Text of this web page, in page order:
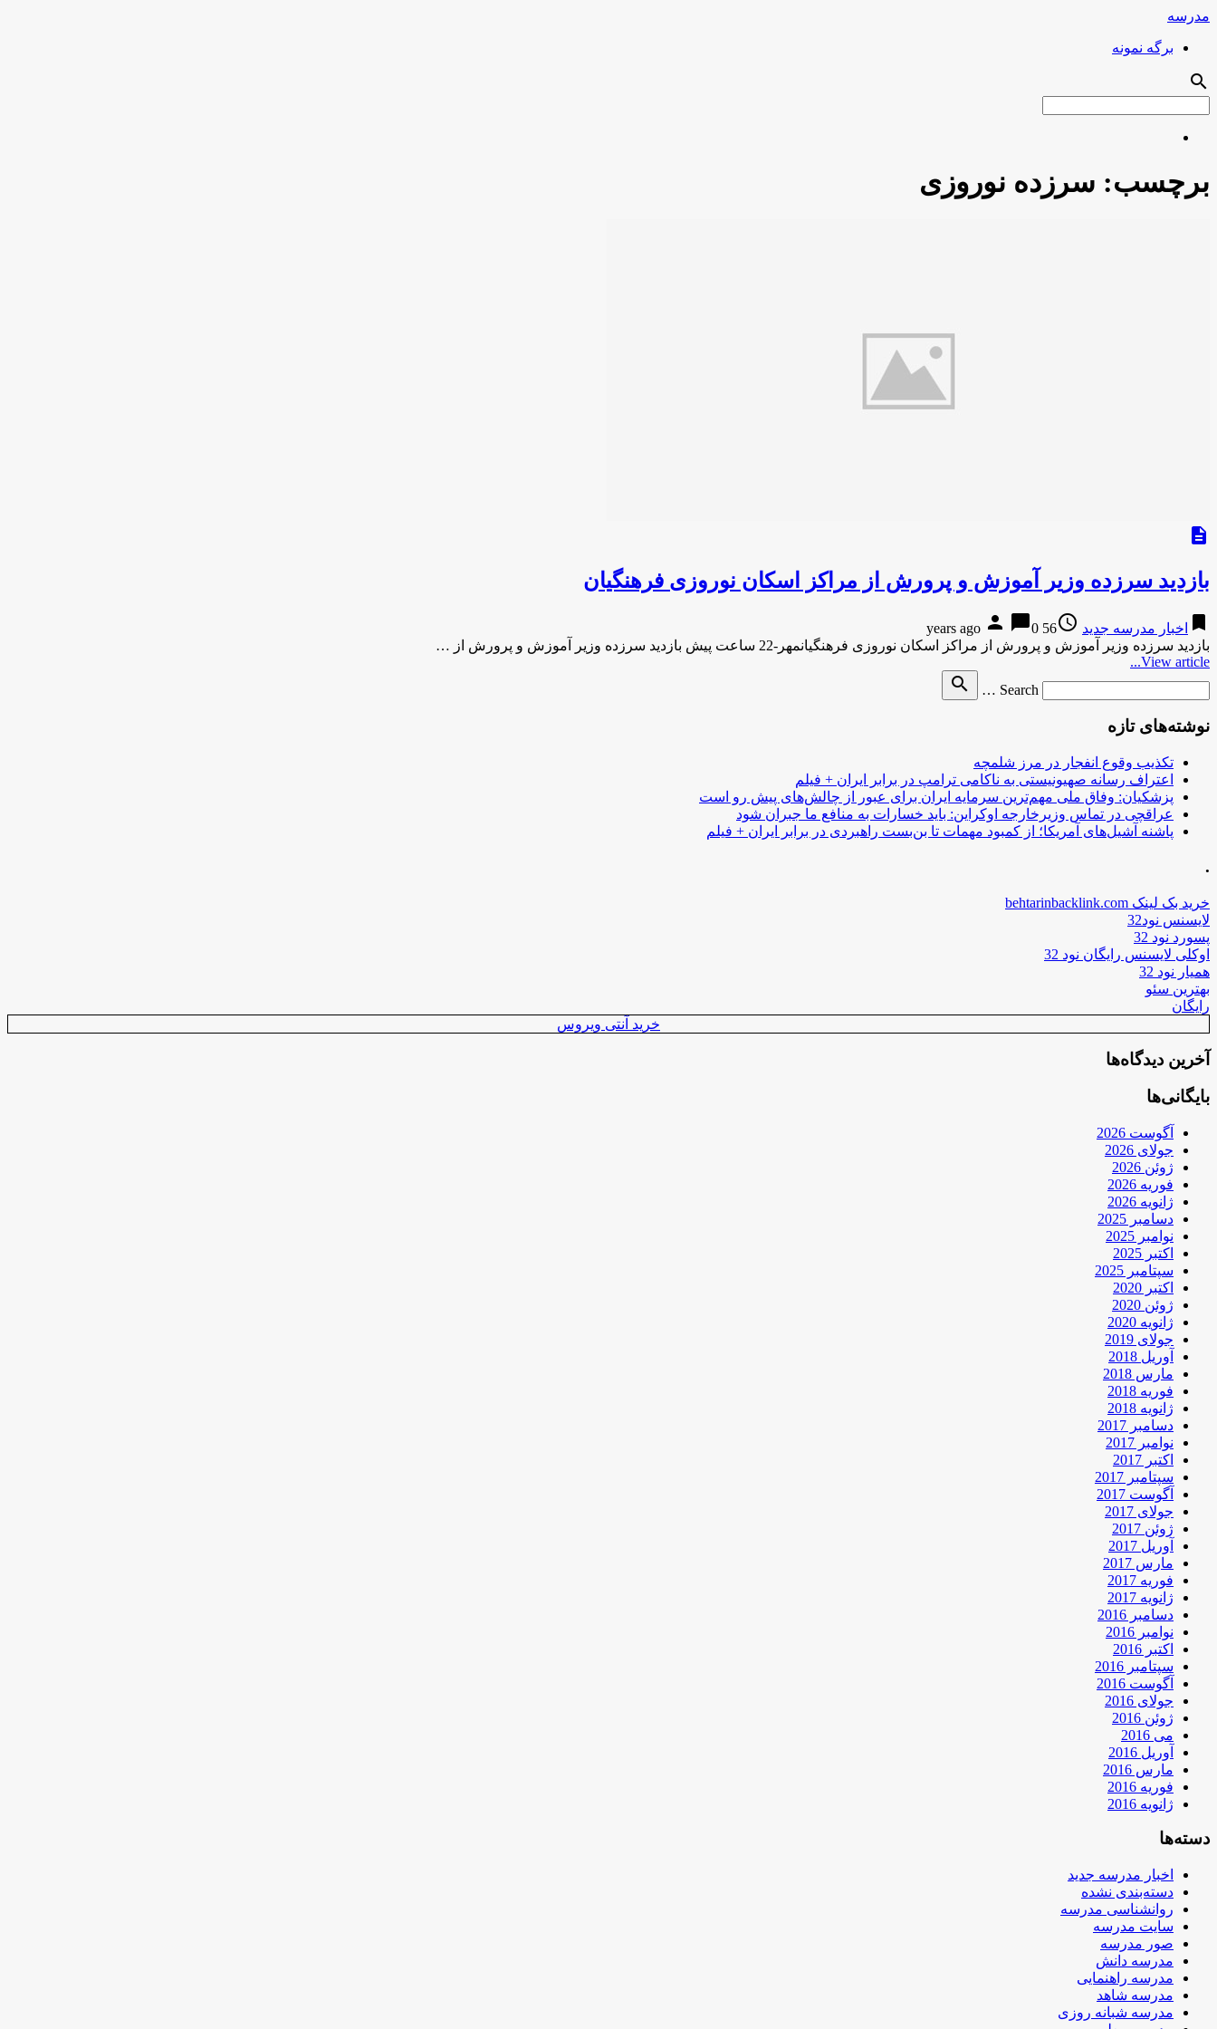
مدرسه
برگه نمونه
search
برچسب: سرزده نوروزی
description
بازدید سرزده وزیر آموزش و پرورش از مراكز اسكان نوروزی فرهنگیان
bookmark اخبار مدرسه جدید access_time
56 years ago
person chat_bubble0
بازدید سرزده وزیر آموزش و پرورش از مراكز اسكان نوروزی فرهنگیانمهر-22 ساعت پیش بازدید سرزده وزیر آموزش و پرورش از …
View article...
Search …
search
نوشته‌های تازه
تکذیب وقوع انفجار در مرز شلمچه
اعتراف رسانه صهیونیستی به ناکامی ترامپ در برابر ایران + فیلم
پزشکیان: وفاق ملی مهم‌ترین سرمایه ایران برای عبور از چالش‌های پیش رو است
عراقچی در تماس وزیرخارجه اوکراین: باید خسارات به منافع ما جبران شود
پاشنه آشیل‌های آمریکا؛ از کمبود مهمات تا بن‌بست راهبردی در برابر ایران + فیلم
.
خرید بک لینک behtarinbacklink.com
لایسنس نود32
پسورد نود 32
اوکلی لایسنس رایگان نود 32
همیار نود 32
بهترین سئو
رایگان
خرید آنتی ویروس
آخرین دیدگاه‌ها
بایگانی‌ها
آگوست 2026
جولای 2026
ژوئن 2026
فوریه 2026
ژانویه 2026
دسامبر 2025
نوامبر 2025
اکتبر 2025
سپتامبر 2025
اکتبر 2020
ژوئن 2020
ژانویه 2020
جولای 2019
آوریل 2018
مارس 2018
فوریه 2018
ژانویه 2018
دسامبر 2017
نوامبر 2017
اکتبر 2017
سپتامبر 2017
آگوست 2017
جولای 2017
ژوئن 2017
آوریل 2017
مارس 2017
فوریه 2017
ژانویه 2017
دسامبر 2016
نوامبر 2016
اکتبر 2016
سپتامبر 2016
آگوست 2016
جولای 2016
ژوئن 2016
می 2016
آوریل 2016
مارس 2016
فوریه 2016
ژانویه 2016
دسته‌ها
اخبار مدرسه جدید
دسته‌بندی نشده
روانشناسی مدرسه
سایت مدرسه
صور مدرسه
مدرسه دانش
مدرسه راهنمایی
مدرسه شاهد
مدرسه شبانه روزی